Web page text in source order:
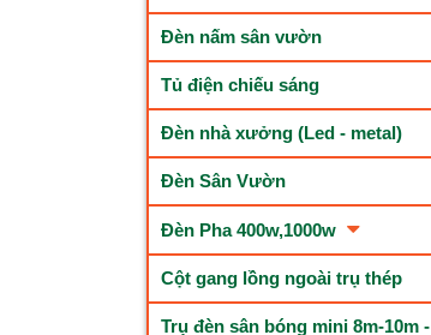
Đèn nấm sân vườn
Tủ điện chiếu sáng
Đèn nhà xưởng (Led - metal)
Đèn Sân Vườn
Đèn Pha 400w,1000w
Cột gang lồng ngoài trụ thép
Trụ đèn sân bóng mini 8m-10m -